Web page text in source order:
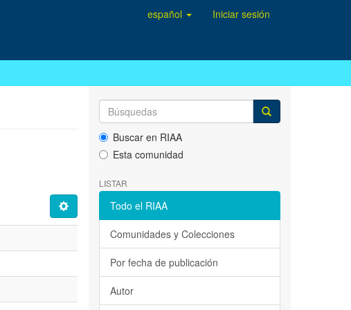
español Iniciar sesión
Buscar en RIAA
Esta comunidad
LISTAR
Todo el RIAA
Comunidades y Colecciones
Por fecha de publicación
Autor